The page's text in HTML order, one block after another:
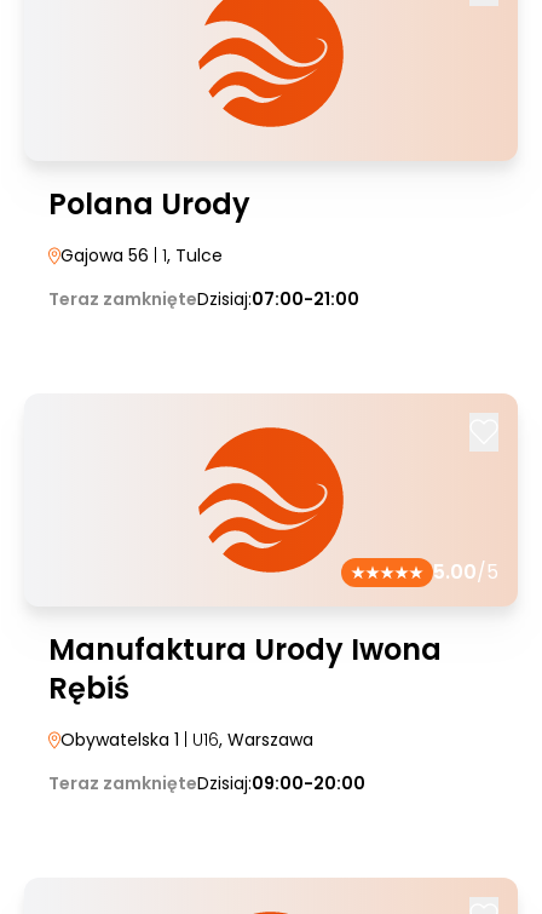
Polana Urody
Gajowa 56 | 1, Tulce
Teraz zamknięteDzisiaj:07:00-21:00
5.00/5
Manufaktura Urody Iwona
Rębiś
Obywatelska 1 | U16, Warszawa
Teraz zamknięteDzisiaj:09:00-20:00